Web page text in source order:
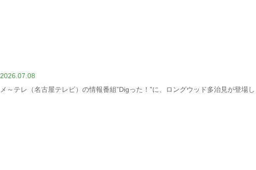
2026.07.08
メ～テレ（名古屋テレビ）の情報番組”Digった！”に、ロングウッド多治見が登場